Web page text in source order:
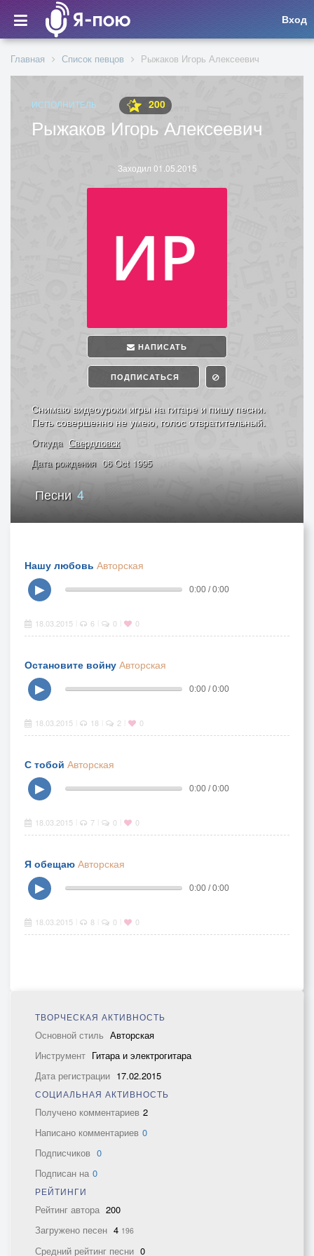
Вход
Главная Список певцов Рыжаков Игорь Алексеевич
ИСПОЛНИТЕЛЬ 200
Рыжаков Игорь Алексеевич
Заходил 01.05.2015
НАПИСАТЬ
ПОДПИСАТЬСЯ
Снимаю видеоуроки игры на гитаре и пишу песни.
Петь совершенно не умею, голос отвратительный.
Откуда Свердловск
Дата рождения 06 Oct 1995
Песни 4
Нашу любовь Авторская
▶
0:00 / 0:00
18.03.2015 6 0 0
Остановите войну Авторская
▶
0:00 / 0:00
18.03.2015 18 2 0
С тобой Авторская
▶
0:00 / 0:00
18.03.2015 7 0 0
Я обещаю Авторская
▶
0:00 / 0:00
18.03.2015 8 0 0
ТВОРЧЕСКАЯ АКТИВНОСТЬ
Основной стиль Авторская
Инструмент Гитара и электрогитара
Дата регистрации 17.02.2015
СОЦИАЛЬНАЯ АКТИВНОСТЬ
Получено комментариев 2
Написано комментариев 0
Подписчиков 0
Подписан на 0
РЕЙТИНГИ
Рейтинг автора 200
Загружено песен 4 196
Средний рейтинг песни 0